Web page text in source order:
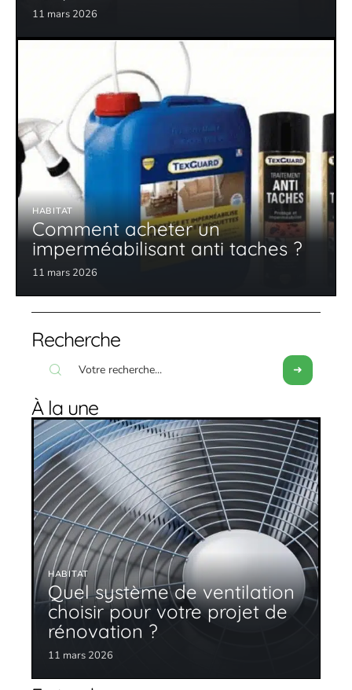
11 mars 2026
HABITAT
Comment acheter un
imperméabilisant anti taches ?
11 mars 2026
Recherche
À la une
HABITAT
Quel système de ventilation
choisir pour votre projet de
rénovation ?
11 mars 2026